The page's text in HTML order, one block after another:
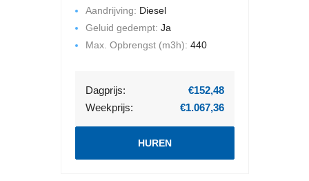
een chassis met een volledige
omkasting. Geluid gedempt.
Aandrijving: Diesel
Geluid gedempt: Ja
Max. Opbrengst (m3h): 440
Dagprijs:
€152,48
Weekprijs:
€1.067,36
HUREN